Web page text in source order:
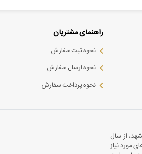
راهنمای مشتریان
نحوه ثبت سفارش
نحوه ارسال سفارش
نحوه پرداخت سفارش
از سال
مورد نیاز